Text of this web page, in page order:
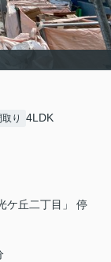
取り 4LDK
ケ丘二丁目」 停